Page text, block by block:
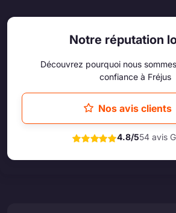
Notre réputation
Découvrez pourquoi nous
confiance à Fréjus
Nos avis clients
4.8/554 avis